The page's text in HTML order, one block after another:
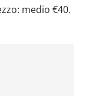
medio €40.